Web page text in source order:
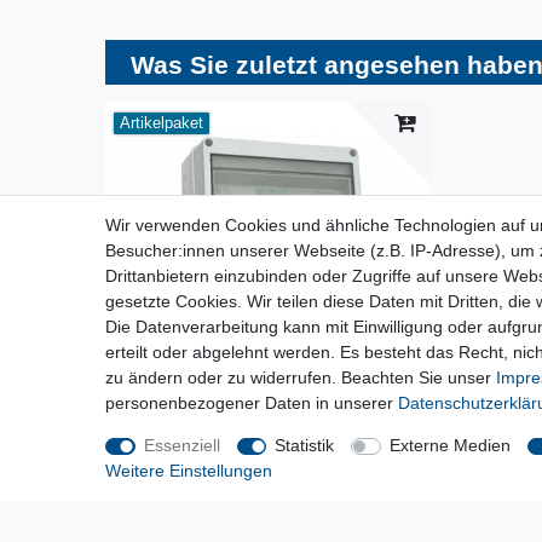
Was Sie zuletzt angesehen
Artikelpaket
[Paket] Wandverteiler Baustromverteiler EL 1x32A
CEE / 1x16A CEE / 4x230V mit LS und FI
Wir verwenden Cookies und ähnliche Technologien auf
Besucher:innen unserer Webseite (z.B. IP-Adresse),
Drittanbietern einzubinden oder Zugriffe auf unsere
gesetzte Cookies. Wir teilen diese Daten mit Dritten, die
Die Datenverarbeitung kann mit Einwilligung oder
erteilt oder abgelehnt werden. Es besteht das Recht,
zu ändern oder zu widerrufen. Beachten Sie unser
personenbezogener Daten in unserer
Essenziell Statistik
Externe Medien
Weitere Einstellungen